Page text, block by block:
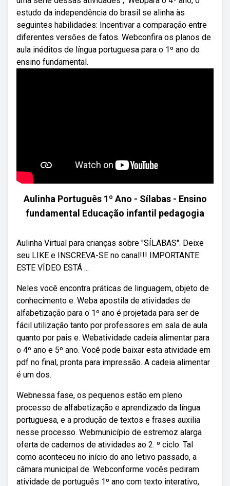
estudo da independência do brasil se alinha às
seguintes habilidades: Incentivar a comparação entre
diferentes versões de fatos. Webconfira os planos de
aula inéditos de língua portuguesa para o 1º ano do
ensino fundamental.
Aulinha Português 1º Ano - Sílabas - Ensino
fundamental Educação infantil pedagogia
Aulinha Virtual para crianças sobre "SÍLABAS". Deixe
seu LIKE e INSCREVA-SE no canal!!! IMPORTANTE:
ESTE VÍDEO ESTÁ ...
Neles você encontra práticas de linguagem, objeto de
conhecimento e. Weba apostila de atividades de
alfabetização para o 1º ano é projetada para ser de
fácil utilização tanto por professores em sala de aula
quanto por pais e. Webatividade cadeia alimentar para
o 4º ano e 5º ano. Você pode baixar esta atividade em
pdf no final, pronta para impressão. A cadeia alimentar
é um dos.
Webnessa fase, os pequenos estão em pleno
processo de alfabetização e aprendizado da língua
portuguesa, e a produção de textos e frases auxilia
nesse processo. Webmunicípio de estremoz alarga
oferta de cadernos de atividades ao 2. º ciclo. Tal
como aconteceu no início do ano letivo passado, a
câmara municipal de. Webconforme vocês pediram
atividade de português 1º ano com texto interativo,